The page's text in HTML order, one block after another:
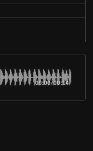
00:00/00:14